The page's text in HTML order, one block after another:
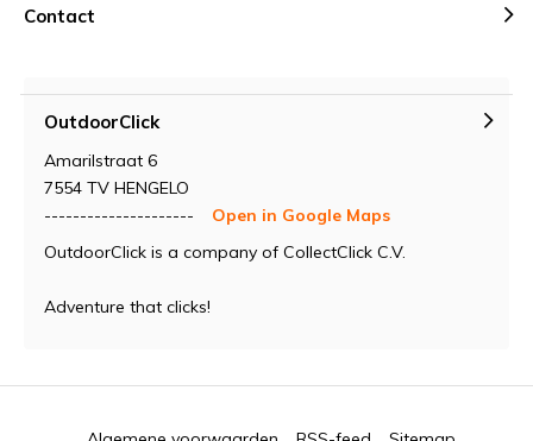
Contact
OutdoorClick
Amarilstraat 6
7554 TV HENGELO
---------------------
Open in Google Maps
OutdoorClick is a company of CollectClick C.V.
Adventure that clicks!